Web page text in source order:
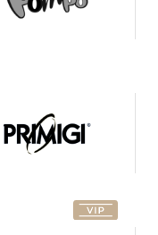
Regatta